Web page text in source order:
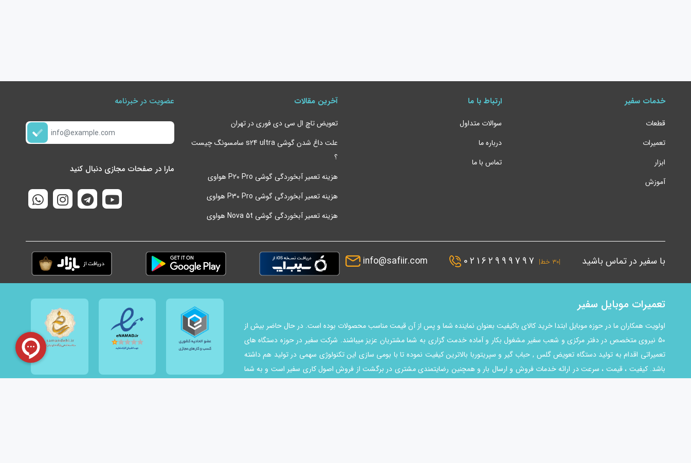
خدمات سفیر
قطعات
تعمیرات
ابزار
آموزش
ارتباط با ما
سوالات متداول
درباره ما
تماس با ما
آخرین مقالات
تعویض تاچ ال سی دی فوری در تهران
علت داغ شدن گوشی s24 ultra سامسونگ چیست
؟
هزینه تعمیر آبخوردگی گوشی P20 Pro هواوی
هزینه تعمیر آبخوردگی گوشی P30 Pro هواوی
هزینه تعمیر آبخوردگی گوشی Nova 5t هواوی
عضویت در خبرنامه
مارا در صفحات مجازی دنبال کنید
با سفیر در تماس باشید |۳۰ خط| 02162999797
info@safiir.com
تعمیرات موبایل سفیر
اولویت همکاران ما در حوزه موبایل ابتدا خرید کالای باکیفیت بعنوان نماینده شما و پس از آن قیمت مناسب محصولات بوده است. در حال حاضر بیش از
50 نیروی متخصص در دفتر مرکزی و شعب سفیر مشغول بکار و آماده خدمت گزاری به شما مشتریان عزیز میباشند. شرکت سفیر در حوزه دستگاه های
تعمیراتی اقدام به تولید دستگاه تعویض گلس , حباب گیر و سپریتوربا بالاترین کیفیت نموده تا با بومی سازی این تکنولوژي سهمی در تولید هم داشته
باشد. کیفیت ، قیمت ، سرعت در ارائه خدمات فروش و ارسال بار و همچنین رضایتمندی مشتری در برگشت از فروش اصول کاری سفیر است و به شما